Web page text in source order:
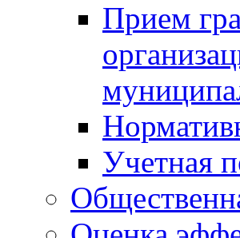
Прием
Учетная